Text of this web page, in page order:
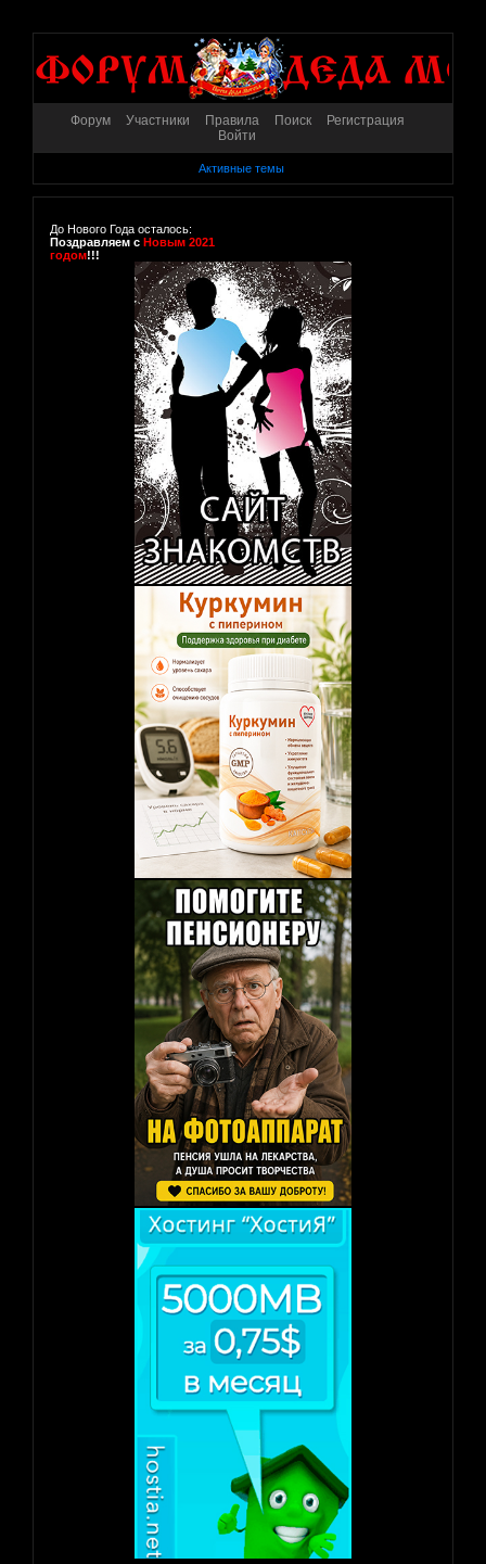
Форум Участники Правила Поиск
Регистрация
Войти
Активные темы
До Нового Года осталось:
Поздравляем с Новым 2021
годом!!!